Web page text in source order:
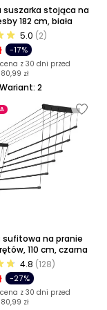
suszarka stojąca na
182 cm, biała
5.0 (2)
-17%
z 30 dni przed
80,99 zł
2
sufitowa na pranie
110 cm, czarna
4.8 (128)
-27%
z 30 dni przed
80,99 zł